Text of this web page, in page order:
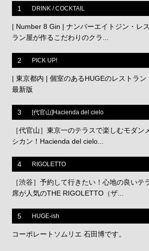
1 DRINK / COCKTAIL
| Number 8 Gin | ナンバーエイトジン・レ
ラン屋が作るこだわりのクラ...
2 PICK UP!
| 東京都内 | 個室のあるHUGEのレストラン
最新版
3 [代官山]Hacienda del cielo
［代官山］東京一のテラスで楽しむモダン
シカン！Hacienda del cielo...
4 RIGOLETTO
［渋谷］予約して行きたい！心地の良いテ
席が人気のTHE RIGOLETTO（ザ...
5 HUGE-ish
コーポレートソムリエ 石田博です。